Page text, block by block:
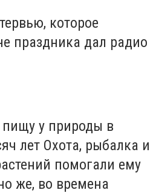
которое
праздника дал радио
у природы в
лет Охота, рыбалка и
помогали ему
же, во времена